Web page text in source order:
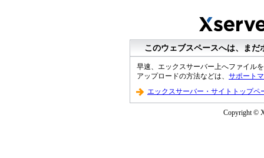
このウェブスペースへは、ま
早速、エックスサーバー上へファイル
アップロードの方法などは、 サポート
エックスサーバー・サイトトップペ
Copyright ©